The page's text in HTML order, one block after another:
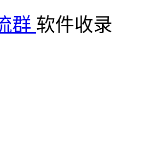
群 软件收录